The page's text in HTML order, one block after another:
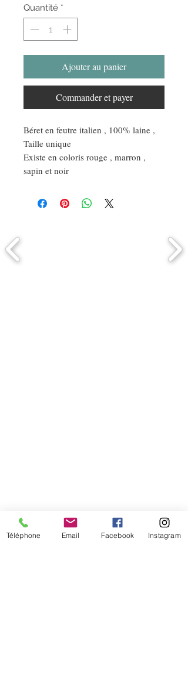
Quantité *
Ajouter au panier
Commander et payer
Béret en feutre italien , 100% laine ,
Taille unique
Existe en coloris rouge , marron ,
sapin et noir
Téléphone Email Facebook Instagram